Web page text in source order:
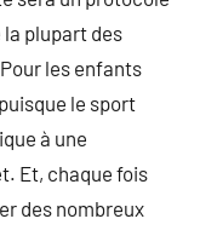
plupart des
les enfants
le sport
à une
Et, chaque fois
des nombreux